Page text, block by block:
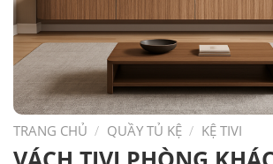
TRANG CHỦ / QUẦY TỦ KỆ / KỆ TIVI